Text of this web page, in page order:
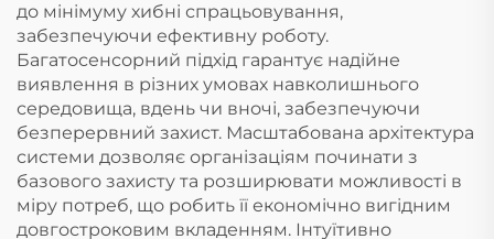
до мінімуму хибні спрацьовування,
забезпечуючи ефективну роботу.
Багатосенсорний підхід гарантує надійне
виявлення в різних умовах навколишнього
середовища, вдень чи вночі, забезпечуючи
безперервний захист. Масштабована архітектура
системи дозволяє організаціям починати з
базового захисту та розширювати можливості в
міру потреб, що робить її економічно вигідним
довгостроковим вкладенням. Інтуїтивно